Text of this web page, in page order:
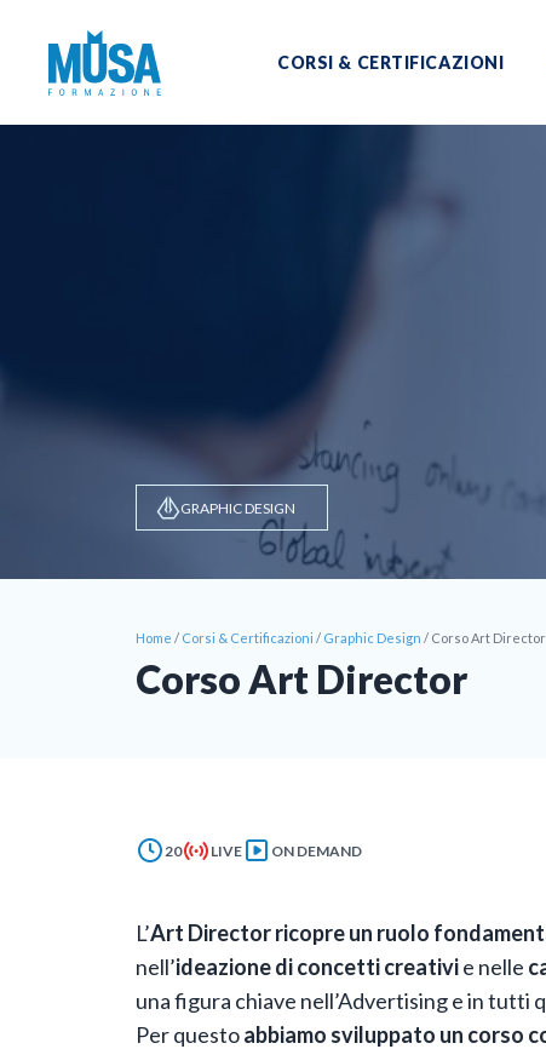
CORSI & CERTIFICAZIONI
GRAPHIC DESIGN
Home / Corsi & Certificazioni / Graphic Design / Corso Art Director
Corso Art Director
20 LIVE ON DEMAND
L’Art Director ricopre un ruolo
nell’ideazione di concetti creativie nelle
una figura chiave nell’Advertising e in tutti
Per questoabbiamo sviluppato un corso